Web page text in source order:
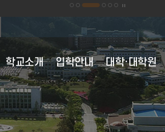
학교소개
대학 이념·비전
대학 이념 및 인재상
연혁
전체보기
입학안내
대학원 원서접수
대학·대학원
대학원
대학원 전체보기
산학협력 부속시설
학사행정
학사정보 가이드
교육과정
교육과정 이수
학생활동
학생자치기구
후생복지시설
의료·보건
홍보자료
캠퍼스 전경
행정정보공유
정보공개